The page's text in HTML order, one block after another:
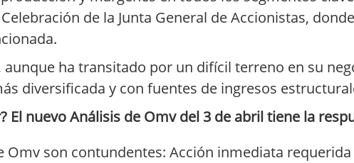
Celebración de la Junta General de Accionistas,
aunque ha transitado por un difícil terreno en su
diversificada y con fuentes de ingresos
El nuevo Análisis de Omv del 3 de abril tiene la
Omv son contundentes: Acción inmediata